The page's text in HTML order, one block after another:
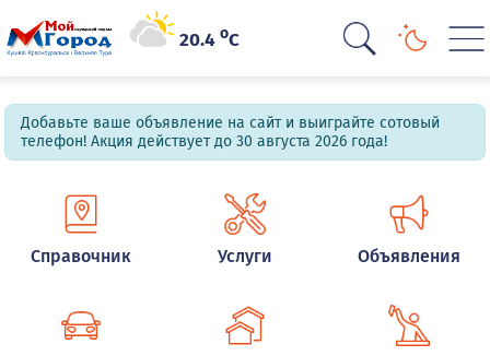
20.4oC
Добавьте ваше объявление на сайт и выиграйте сотовый
телефон! Акция действует до 30 августа 2026 года!
Справочник Услуги Объявления